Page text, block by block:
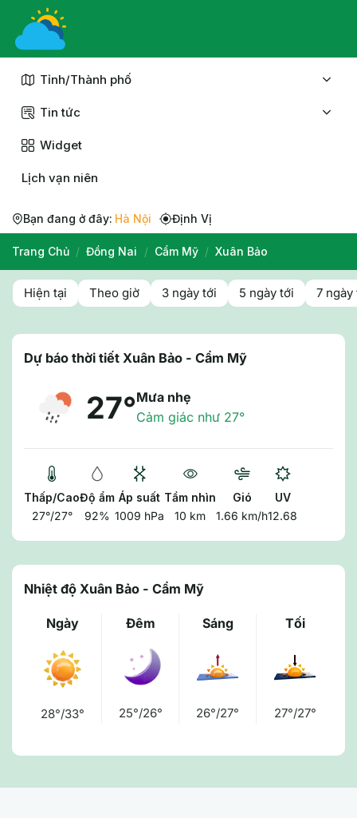
Chuyển
nội
Tỉnh/Thành phố
Tin tức
Widget
Lịch vạn niên
Bạn đang ở đây: Hà Nội Định Vị
Trang Chủ / Đồng Nai / Cẩm Mỹ / Xuân Bảo
Hiện tại Theo giờ 3 ngày tới 5 ngày tới 7 ngày
Dự báo thời tiết Xuân Bảo - Cẩm Mỹ
27°Mưa nhẹ
Cảm giác như 27°
Thấp/Cao
27°/27°
Độ ẩm
92%
Áp suất
1009 hPa
Tầm nhìn
10 km
Gió
1.66 km/h
UV
12.68
Nhiệt độ Xuân Bảo - Cẩm Mỹ
Ngày
28°/33°
Đêm
25°/26°
Sáng
26°/27°
Tối
27°/27°